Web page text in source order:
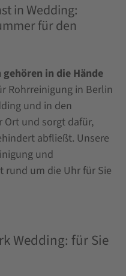
in Wedding:
für den
in die Hände
Rohrreinigung in Berlin
und in den
und sorgt dafür,
abfließt. Unsere
und
rund um die Uhr für Sie
Wedding: für Sie